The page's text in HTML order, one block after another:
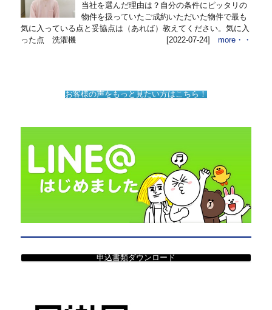
当社を選んだ理由は？自分の条件にピッタリの
物件を扱っていたご成約いただいた物件で最も
気に入っている点と妥協点は（あれば）教えてください。気に入
った点 洗濯機
[2022-07-24] more・・
お客様の声をもっと見たい方はこちら！
申込書類ダウンロード